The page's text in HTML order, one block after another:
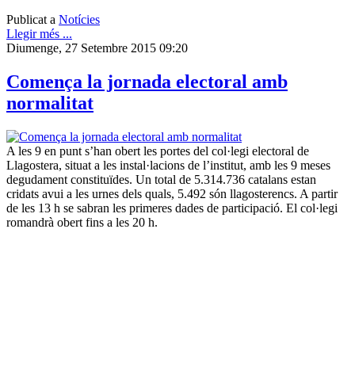
Publicat a Notícies
Llegir més ...
Diumenge, 27 Setembre 2015 09:20
Comença la jornada electoral amb
normalitat
A les 9 en punt s’han obert les portes del col·legi electoral de
Llagostera, situat a les instal·lacions de l’institut, amb les 9 meses
degudament constituïdes. Un total de 5.314.736 catalans estan
cridats avui a les urnes dels quals, 5.492 són llagosterencs. A partir
de les 13 h se sabran les primeres dades de participació. El col·legi
romandrà obert fins a les 20 h.